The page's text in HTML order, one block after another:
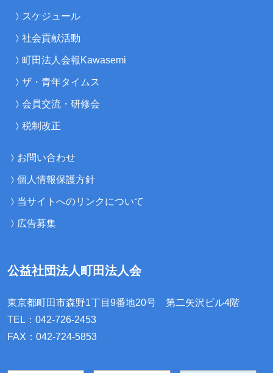
スケジュール
社会貢献活動
町田法人会報Kawasemi
ザ・青年タイムス
会員交流・研修会
税制改正
お問い合わせ
個人情報保護方針
当サイトへのリンクについて
広告募集
公益社団法人町田法人会
東京都町田市森野1丁目9番地20号 第二矢沢ビル4階
TEL：042-726-2453
FAX：042-724-5853